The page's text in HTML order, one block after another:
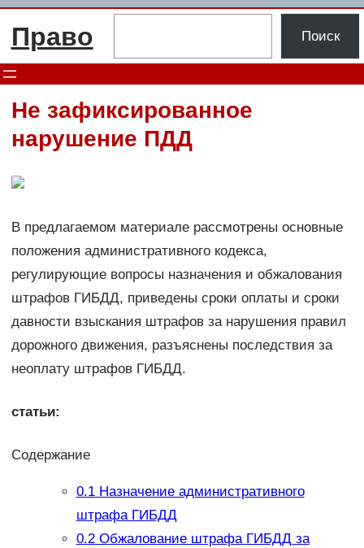
Перейти
Право Поиск
Не зафиксированное
нарушение ПДД
В предлагаемом материале рассмотрены основные
положения административного кодекса,
регулирующие вопросы назначения и обжалования
штрафов ГИБДД, приведены сроки оплаты и сроки
давности взыскания штрафов за нарушения правил
дорожного движения, разъяснены последствия за
неоплату штрафов ГИБДД.
статьи:
Содержание
0.1Назначение административного
штрафа ГИБДД
0.2Обжалование штрафа ГИБДД за